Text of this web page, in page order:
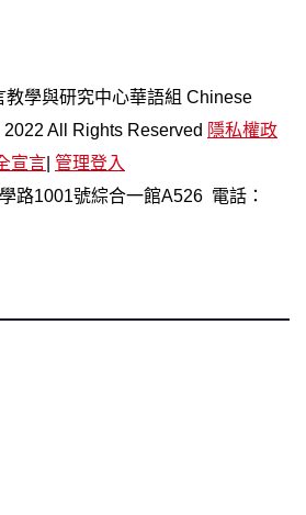
教學與研究中心華語組 Chinese
All Rights Reserved 隱私權政
宣言 管理登入
路1001號綜合一館A526 電話：